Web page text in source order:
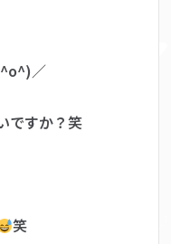
／
ですか？笑
笑